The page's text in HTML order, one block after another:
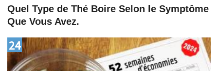
Quel Type de Thé Boire Selon le Symptôme
Que Vous Avez.
24